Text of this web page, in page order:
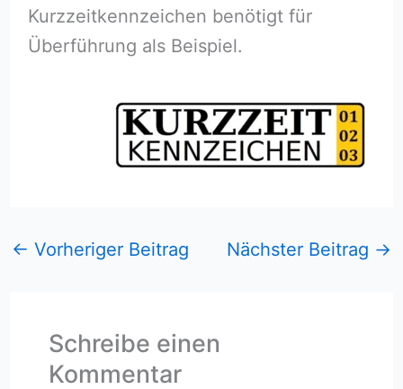
Kurzzeitkennzeichen benötigt für
Überführung als Beispiel.
← Vorheriger Beitrag Nächster Beitrag →
Schreibe einen
Kommentar